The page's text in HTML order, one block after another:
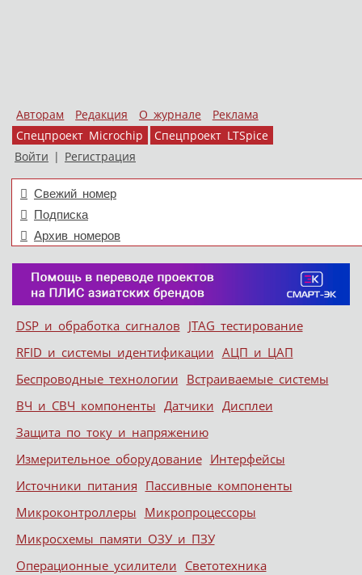
Авторам Редакция О журнале
Реклама
Спецпроект Microchip
Спецпроект LTSpice
Войти | Регистрация
Свежий номер
Подписка
Архив номеров
Меню
Skip to content
DSP и обработка сигналов JTAG тестирование
RFID и системы идентификации АЦП и ЦАП
Беспроводные технологии Встраиваемые системы
ВЧ и СВЧ компоненты Датчики Дисплеи
Защита по току и напряжению
Измерительное оборудование Интерфейсы
Источники питания Пассивные компоненты
Микроконтроллеры Микропроцессоры
Микросхемы памяти ОЗУ и ПЗУ
Операционные усилители Светотехника